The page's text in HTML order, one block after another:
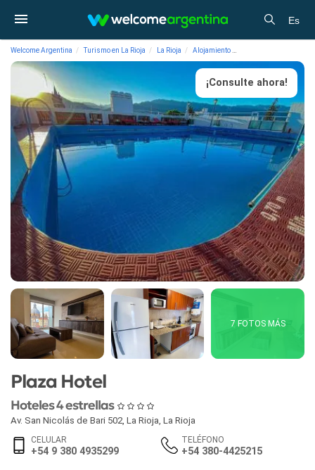
Es
Welcome Argentina Turismo en La Rioja La Rioja Alojamiento
¡Consulte ahora!
7 FOTOS MÁS
Plaza Hotel
Hoteles 4 estrellas
Av. San Nicolás de Bari 502 La Rioja La Rioja
CELULAR
+54 9 380 4935299
TELÉFONO
+54 380-4425215